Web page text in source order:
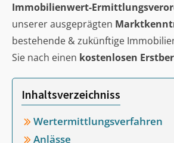
Immobilienwert-
unserer ausgeprägten
bestehende & zukünftige
Sie nach einen kostenlosen
Inhaltsverzeichniss
Wertermittlungsverfahren
Anlässe